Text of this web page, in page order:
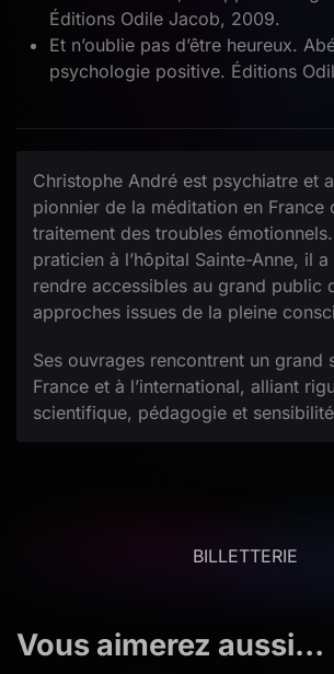
Éditions Odile Jacob, 2009.
Et n’oublie pas d’être heureux.
psychologie positive. Éditions
Christophe André est psychiatre et
pionnier de la méditation en France
traitement des troubles
praticien à l’hôpital Sainte-Anne, il
rendre accessibles au grand public
approches issues de la pleine
Ses ouvrages rencontrent un grand
France et à l’international, alliant
scientifique, pédagogie et
BILLETTERIE
Vous aimerez aussi…